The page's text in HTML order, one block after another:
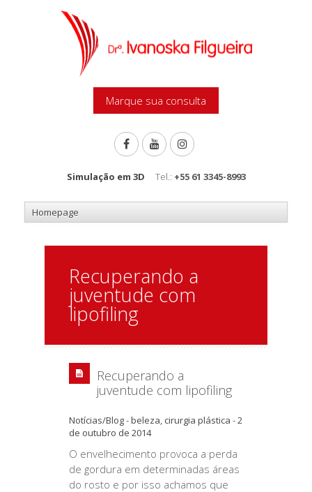
Marque sua consulta
Simulação em 3D Tel.: +55 61 3345-8993
Recuperando a
juventude com
lipofiling
Recuperando a
juventude com lipofiling
Notícias/Blog-beleza, cirurgia plástica -2
de outubro de 2014
O envelhecimento provoca a perda
de gordura em determinadas áreas
do rosto e por isso achamos que